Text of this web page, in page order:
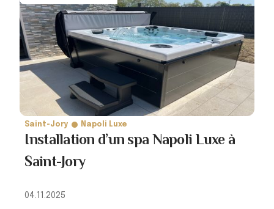
Saint-Jory Napoli Luxe
Installation d’un spa Napoli Luxe à
Saint-Jory
04.11.2025